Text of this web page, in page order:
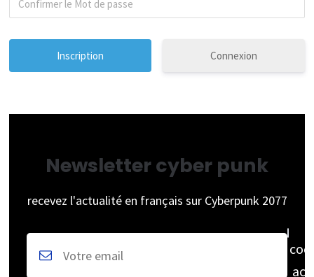
Connexion
Newsletter cyber punk
recevez l'actualité en français sur Cyberpunk 2077